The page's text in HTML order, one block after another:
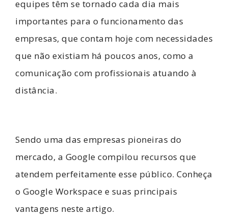
equipes têm se tornado cada dia mais
importantes para o funcionamento das
empresas, que contam hoje com necessidades
que não existiam há poucos anos, como a
comunicação com profissionais atuando à
distância.
Sendo uma das empresas pioneiras do
mercado, a Google compilou recursos que
atendem perfeitamente esse público. Conheça
o Google Workspace e suas principais
vantagens neste artigo.